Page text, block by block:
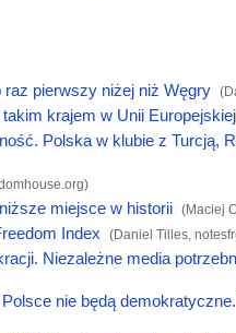
raz pierwszy niżej niż Węgry
krajem w Unii Europejskiej
Polska w klubie z Turcją,
)
miejsce w historii (Maciej
Index (Daniel Tilles,
Niezależne media
nie będą